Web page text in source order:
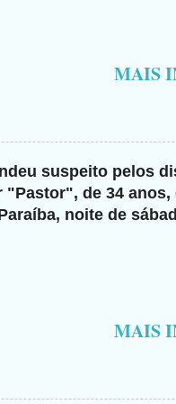
MAIS
suspeito pelos
de 34 anos,
noite de
MAIS